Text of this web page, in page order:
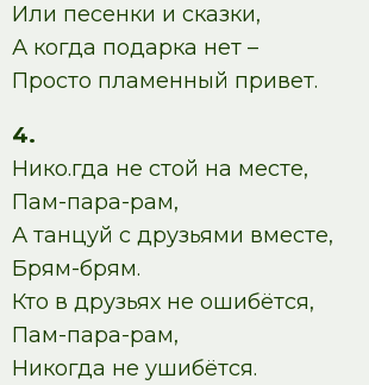
Или песенки и сказки,
А когда подарка нет –
Просто пламенный привет.
4.
Нико.гда не стой на месте,
Пам-пара-рам,
А танцуй с друзьями вместе,
Брям-брям.
Кто в друзьях не ошибётся,
Пам-пара-рам,
Никогда не ушибётся.